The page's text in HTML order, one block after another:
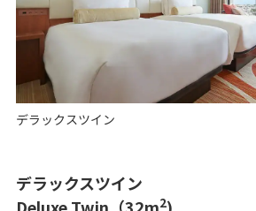
V
i
デラックスツイン
デラックスツイン
Deluxe Twin（32m2)